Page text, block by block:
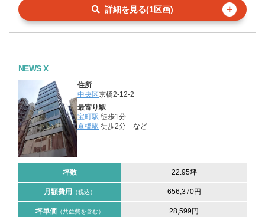
詳細を見る(1区画) ＋
NEWS X
住所
中央区京橋2-12-2
最寄り駅
宝町駅 徒歩1分
京橋駅 徒歩2分 など
坪数 22.95坪
月額費用 （税込） 656,370円
坪単価 （共益費を含む） 28,599円